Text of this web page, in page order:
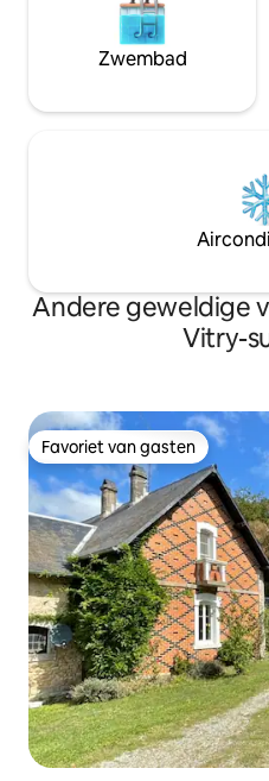
Zwembad
Andere geweldige
Vitry-
Favoriet van gasten
Favoriet van gasten